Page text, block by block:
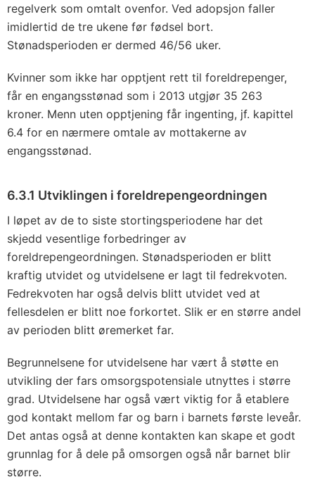
regelverk som omtalt ovenfor. Ved adopsjon faller
imidlertid de tre ukene før fødsel bort.
Stønadsperioden er dermed 46/56 uker.
Kvinner som ikke har opptjent rett til foreldrepenger,
får en engangsstønad som i 2013 utgjør 35 263
kroner. Menn uten opptjening får ingenting, jf. kapittel
6.4 for en nærmere omtale av mottakerne av
engangsstønad.
6.3.1 Utviklingen i foreldrepengeordningen
I løpet av de to siste stortingsperiodene har det
skjedd vesentlige forbedringer av
foreldrepengeordningen. Stønadsperioden er blitt
kraftig utvidet og utvidelsene er lagt til fedrekvoten.
Fedrekvoten har også delvis blitt utvidet ved at
fellesdelen er blitt noe forkortet. Slik er en større andel
av perioden blitt øremerket far.
Begrunnelsene for utvidelsene har vært å støtte en
utvikling der fars omsorgspotensiale utnyttes i større
grad. Utvidelsene har også vært viktig for å etablere
god kontakt mellom far og barn i barnets første leveår.
Det antas også at denne kontakten kan skape et godt
grunnlag for å dele på omsorgen også når barnet blir
større.